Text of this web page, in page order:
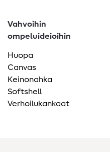
Vahvoihin
ompeluideioihin
Huopa
Canvas
Keinonahka
Softshell
Verhoilukankaat